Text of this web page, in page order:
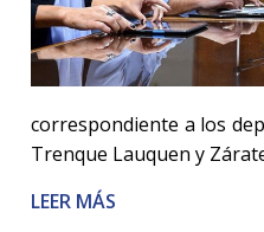
correspondiente a los
Trenque Lauquen y
LEER MÁS